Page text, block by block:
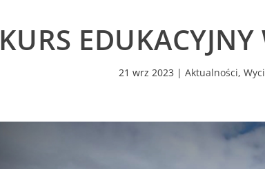
KURS
21 wrz 2023 |Aktualności,